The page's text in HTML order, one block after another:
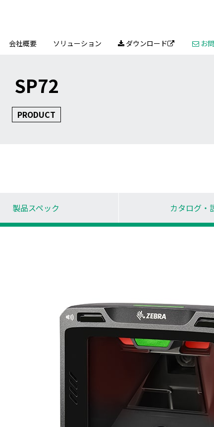
会社概要 ソリューション  ダウンロード  お
SP72
PRODUCT
製品スペック カタログ・